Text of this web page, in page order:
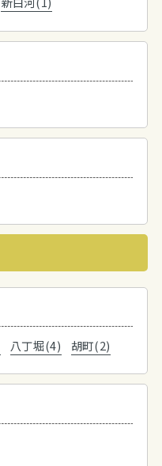
八丁堀(4) 胡町(2)